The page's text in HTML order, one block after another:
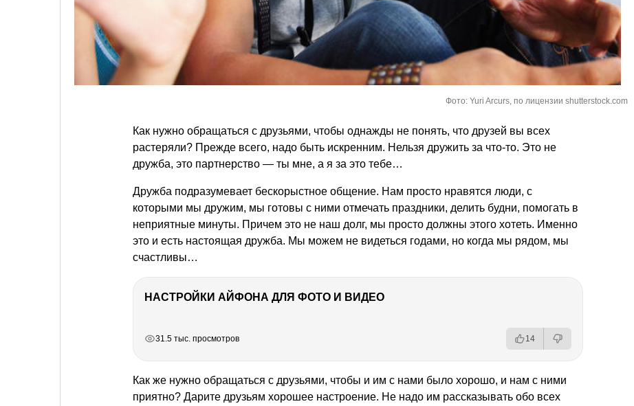
Фото: Yuri Arcurs, по лицензии shutterstock.com
Как нужно обращаться с друзьями, чтобы однажды не понять, что друзей вы всех
растеряли? Прежде всего, надо быть искренним. Нельзя дружить за что-то. Это не
дружба, это партнерство — ты мне, а я за это тебе…
Дружба подразумевает бескорыстное общение. Нам просто нравятся люди, с
которыми мы дружим, мы готовы с ними отмечать праздники, делить будни, помогать в
неприятные минуты. Причем это не наш долг, мы просто должны этого хотеть. Именно
это и есть настоящая дружба. Мы можем не видеться годами, но когда мы рядом, мы
счастливы…
НАСТРОЙКИ АЙФОНА ДЛЯ ФОТО И ВИДЕО
31.5 тыс. просмотров 14
Как же нужно обращаться с друзьями, чтобы и им с нами было хорошо, и нам с ними
приятно? Дарите друзьям хорошее настроение. Не надо им рассказывать обо всех